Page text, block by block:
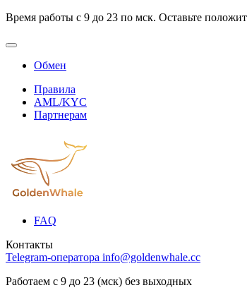
Время работы с 9 до 23 по мск. Оставьте
Обмен
Правила
AML/KYC
Партнерам
FAQ
Контакты
Telegram-оператора info@goldenwhale.cc
Работаем с 9 до 23 (мск) без выходных